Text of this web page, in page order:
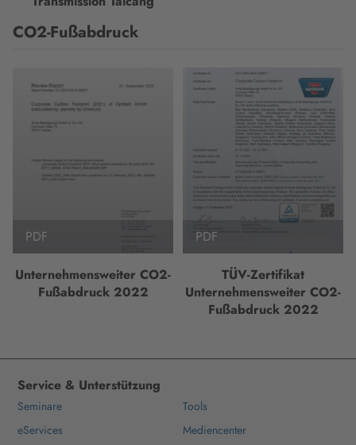
CO2-Fußabdruck
PDF
Unternehmensweiter CO2-
Fußabdruck 2022
PDF
TÜV-Zertifikat
Unternehmensweiter CO2-
Fußabdruck 2022
Service & Unterstützung
Seminare
Tools
eServices
Mediencenter